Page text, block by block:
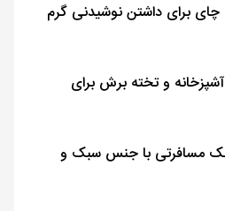
برای داشتن نوشیدنی گرم
و تخته برش برای
مسافرتی با جنس سبک و